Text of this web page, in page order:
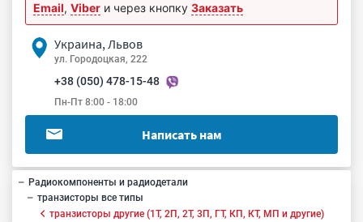
Email, Viber и через кнопку Заказать
Украина, Львов
ул. Городоцкая, 222
+38 (050) 478-15-48
Пн-Пт 8:00 - 18:00
Написать нам
Радиокомпоненты и радиодетали
транзисторы все типы
транзисторы другие (1Т, 2П, 2Т, 3П, ГТ, КП, КТ, МП и другие)